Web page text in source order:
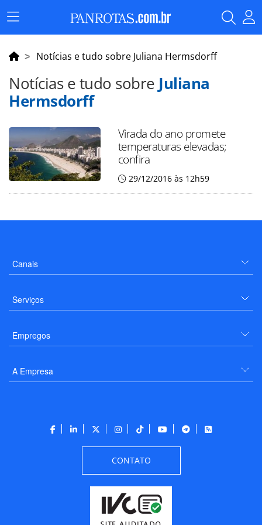
Menu
Principal
Notícias e tudo sobre Juliana Hermsdorff
Notícias e tudo sobre Juliana
Hermsdorff
Virada do ano promete
temperaturas elevadas;
confira
29/12/2016 às 12h59
Canais
Serviços
Empregos
A Empresa
CONTATO